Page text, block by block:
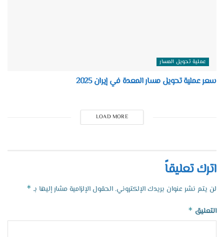
عملية تحويل المسار
سعر عملية تحويل مسار المعدة في إيران 2025
LOAD MORE
اترك تعليقاً
لن يتم نشر عنوان بريدك الإلكتروني.الحقول الإلزامية مشار إليها بـ *
التعليق *